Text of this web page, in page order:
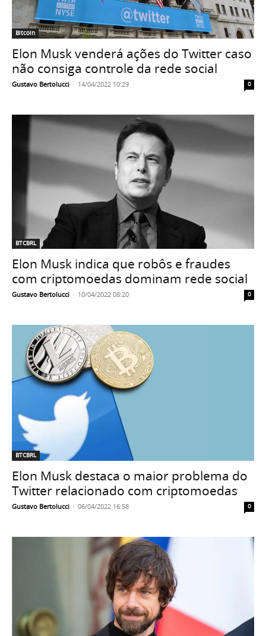
Bitcoin
Elon Musk venderá ações do Twitter caso
não consiga controle da rede social
Gustavo Bertolucci - 14/04/2022 10:29 0
BTCBRL
Elon Musk indica que robôs e fraudes
com criptomoedas dominam rede social
Gustavo Bertolucci - 10/04/2022 08:20 0
BTCBRL
Elon Musk destaca o maior problema do
Twitter relacionado com criptomoedas
Gustavo Bertolucci - 06/04/2022 16:58 0